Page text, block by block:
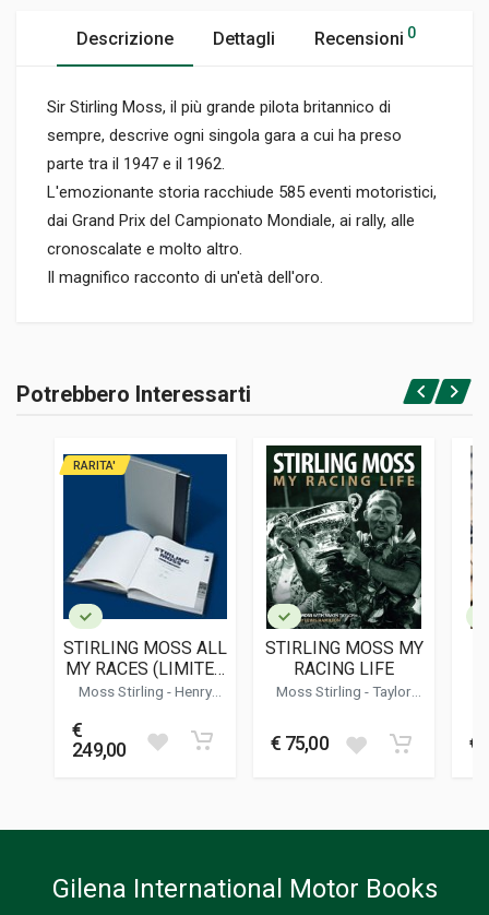
Descrizione Dettagli Recensioni 0
Sir Stirling Moss, il più grande pilota britannico di
sempre, descrive ogni singola gara a cui ha preso
parte tra il 1947 e il 1962.
L'emozionante storia racchiude 585 eventi motoristici,
dai Grand Prix del Campionato Mondiale, ai rally, alle
cronoscalate e molto altro.
Il magnifico racconto di un'età dell'oro.
Rilegato
9781910505045
Evro Publishing
LINGUA DEL TESTO
Inglese
DATA DI STAMPA
10/2014
FORMATO
Accedi o registrati
Potrebbero Interessarti
RARITA'
STIRLING MOSS ALL
MY RACES (LIMITED
EDITION)
Moss Stirling -Henry
€
249,00
STIRLING MOSS MY
RACING LIFE
Moss Stirling -Taylor
€ 75,00 €
Gilena International Motor Books